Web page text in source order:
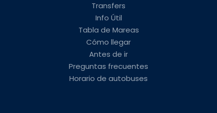
Transfers
Info Útil
Tabla de Mareas
Cómo llegar
Antes de ir
Preguntas frecuentes
Horario de autobuses